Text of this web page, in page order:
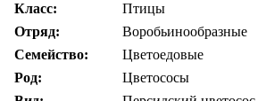
Класс:
Птицы
Отряд:
Воробьинообразные
Семейство:
Цветоедовые
Род:
Цветососы